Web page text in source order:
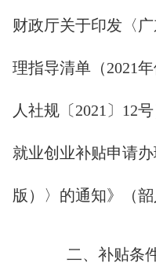
财政厅关于印发〈
理指导清单（2021
人社规〔2021〕12
就业创业补贴申请
版）〉的通知》（韶
二、补贴条